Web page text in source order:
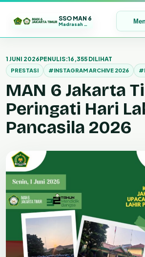
SSO MAN 6
Madrasah Maju | Bermutu | Mendunia
ke
konten
1 JUNI 2026PENULIS:16,355 DILIHAT
PRESTASI #INSTAGRAM ARCHIVE 2026
MAN 6 Jakarta
Peringati Hari
Pancasila 2026